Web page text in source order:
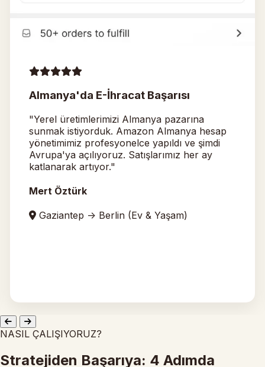
Almanya'da E-İhracat Başarısı
"Yerel üretimlerimizi Almanya pazarına
sunmak istiyorduk. Amazon Almanya hesap
yönetimimiz profesyonelce yapıldı ve şimdi
Avrupa'ya açılıyoruz. Satışlarımız her ay
katlanarak artıyor."
Mert Öztürk
Gaziantep -> Berlin (Ev & Yaşam)
NASIL ÇALIŞIYORUZ?
Stratejiden Başarıya: 4 Adımda